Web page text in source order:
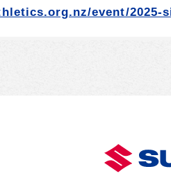
event/2025-